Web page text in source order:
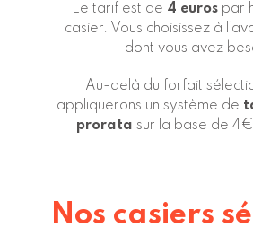
Le tarif est de 4 euros par
casier. Vous choisissez à
dont vous avez
Au-delà du forfait
appliquerons un système de
prorata sur la base de 4€
Nos casiers